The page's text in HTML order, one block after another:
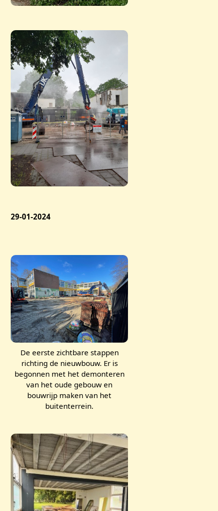
29-01-2024
De eerste zichtbare stappen
richting de nieuwbouw. Er is
begonnen met het demonteren
van het oude gebouw en
bouwrijp maken van het
buitenterrein.